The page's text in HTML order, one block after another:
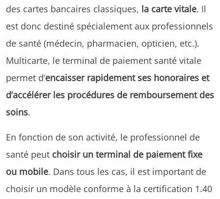
des cartes bancaires classiques, la carte vitale. Il
est donc destiné spécialement aux professionnels
de santé (médecin, pharmacien, opticien, etc.).
Multicarte, le terminal de paiement santé vitale
permet d’encaisser rapidement ses honoraires et
d’accélérer les procédures de remboursement des
soins.
En fonction de son activité, le professionnel de
santé peut choisir un terminal de paiement fixe
ou mobile. Dans tous les cas, il est important de
choisir un modèle conforme à la certification 1.40